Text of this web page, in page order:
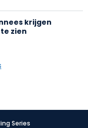
krijgen
zien
Series